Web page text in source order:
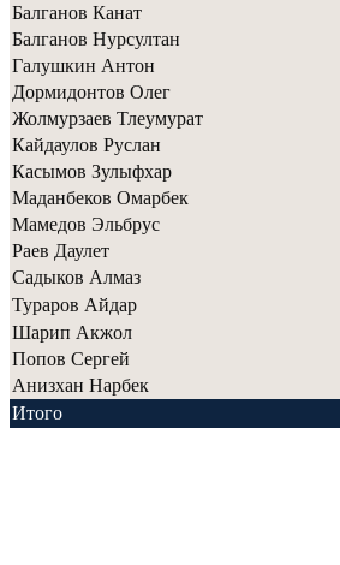
Балганов Канат
Балганов Нурсултан
Галушкин Антон
Дормидонтов Олег
Жолмурзаев Тлеумурат
Кайдаулов Руслан
Касымов Зулыфхар
Маданбеков Омарбек
Мамедов Эльбрус
Раев Даулет
Садыков Алмаз
Тураров Айдар
Шарип Акжол
Попов Сергей
Анизхан Нарбек
Итого